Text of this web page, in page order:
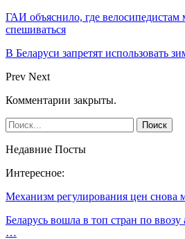
ГАИ объяснило, где велосипедистам
спешиваться
В Беларуси запретят использовать
Prev Next
Комментарии закрыты.
Недавние Посты
Интересное:
Механизм регулирования цен снова
Беларусь вошла в топ стран по
…